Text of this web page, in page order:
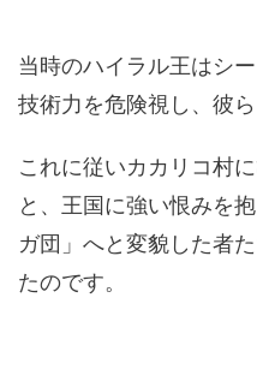
当時のハイラル王はシ
技術力を危険視し、彼ら
これに従いカカリコ村
と、王国に強い恨みを
ガ団」へと変貌した者
たのです。